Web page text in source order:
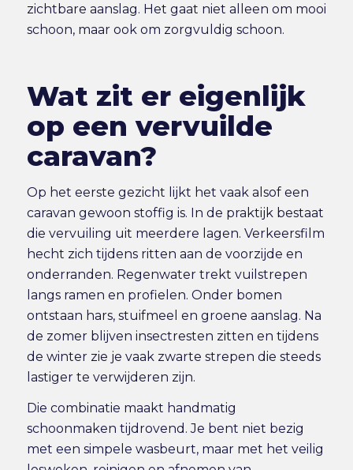
zichtbare aanslag. Het gaat niet alleen om mooi
schoon, maar ook om zorgvuldig schoon.
Wat zit er eigenlijk
op een vervuilde
caravan?
Op het eerste gezicht lijkt het vaak alsof een
caravan gewoon stoffig is. In de praktijk bestaat
die vervuiling uit meerdere lagen. Verkeersfilm
hecht zich tijdens ritten aan de voorzijde en
onderranden. Regenwater trekt vuilstrepen
langs ramen en profielen. Onder bomen
ontstaan hars, stuifmeel en groene aanslag. Na
de zomer blijven insectresten zitten en tijdens
de winter zie je vaak zwarte strepen die steeds
lastiger te verwijderen zijn.
Die combinatie maakt handmatig
schoonmaken tijdrovend. Je bent niet bezig
met een simpele wasbeurt, maar met het veilig